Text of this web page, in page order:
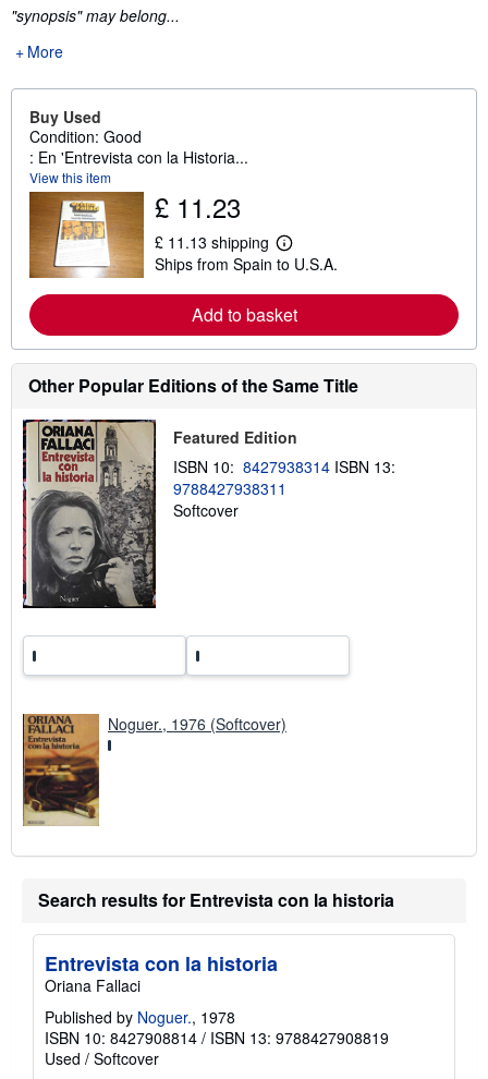
"synopsis" may belong...
More
Buy Used
Condition: Good
: En 'Entrevista con la Historia...
View this item
£ 11.23
£ 11.13 shipping
L
e
r
n
o
r
e
a
u
t
s
h
t
s
Ships from Spain to U.S.A.
Add to basket
Other Popular Editions of the Same Title
Featured Edition
ISBN 10: 8427938314 ISBN 13:
9788427938311
Softcover
Noguer., 1976 (Softcover)
Search results for Entrevista con la historia
Entrevista con la historia
Oriana Fallaci
Published by Noguer., 1978
ISBN 10: 8427908814 / ISBN 13: 9788427908819
Used / Softcover